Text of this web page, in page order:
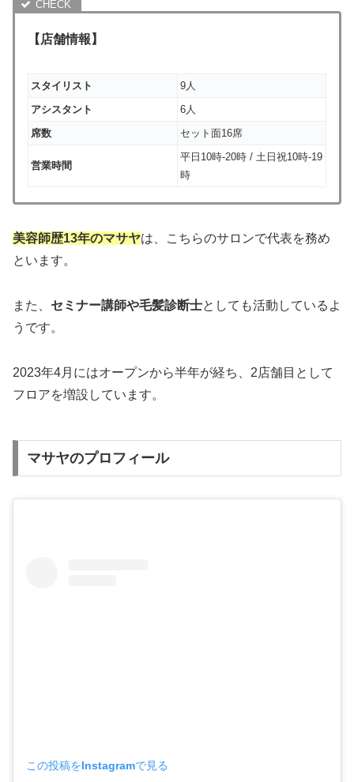
【店舗情報】
スタイリスト
9人
アシスタント
6人
席数
セット面16席
営業時間
平日10時-20時 / 土日祝10時-19
時
美容師歴13年のマサヤは、こちらのサロンで代表を務め
といます。
また、 セミナー講師や毛髪診断士としても活動しているよ
うです。
2023年4月にはオープンから半年が経ち、2店舗目として
フロアを増設しています。
マサヤのプロフィール
この投稿をInstagramで見る